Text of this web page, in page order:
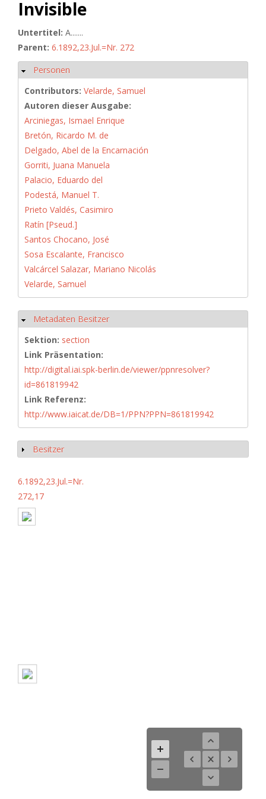
Invisible
Untertitel: A.......
Parent: 6.1892,23.Jul.=Nr. 272
Hide
Personen
Contributors: Velarde, Samuel
Autoren dieser Ausgabe:
Arciniegas, Ismael Enrique
Bretón, Ricardo M. de
Delgado, Abel de la Encarnación
Gorriti, Juana Manuela
Palacio, Eduardo del
Podestá, Manuel T.
Prieto Valdés, Casimiro
Ratín [Pseud.]
Santos Chocano, José
Sosa Escalante, Francisco
Valcárcel Salazar, Mariano Nicolás
Velarde, Samuel
Hide
Metadaten Besitzer
Sektion: section
Link Präsentation:
http://digital.iai.spk-berlin.de/viewer/ppnresolver?
id=861819942
Link Referenz:
http://www.iaicat.de/DB=1/PPN?PPN=861819942
Show
Besitzer
6.1892,23.Jul.=Nr.
272,17